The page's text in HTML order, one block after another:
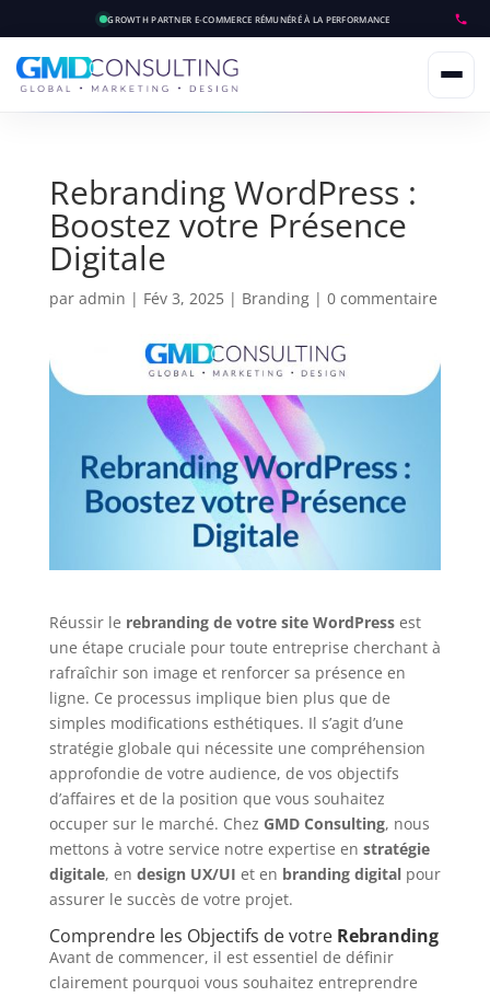
GROWTH PARTNER E-COMMERCE RÉMUNÉRÉ À LA PERFORMANCE
Rebranding WordPress :
Boostez votre Présence
Digitale
par admin | Fév 3, 2025| Branding| 0 commentaire
Réussir le rebranding de votre site WordPressest
une étape cruciale pour toute entreprise cherchant à
rafraîchir son image et renforcer sa présence en
ligne. Ce processus implique bien plus que de
simples modifications esthétiques. Il s’agit d’une
stratégie globale qui nécessite une compréhension
approfondie de votre audience, de vos objectifs
d’affaires et de la position que vous souhaitez
occuper sur le marché. Chez GMD Consulting, nous
mettons à votre service notre expertise en stratégie
digitale, en design UX/UI et en branding digitalpour
assurer le succès de votre projet.
Comprendre les Objectifs de votre Rebranding
Avant de commencer, il est essentiel de définir
clairement pourquoi vous souhaitez entreprendre